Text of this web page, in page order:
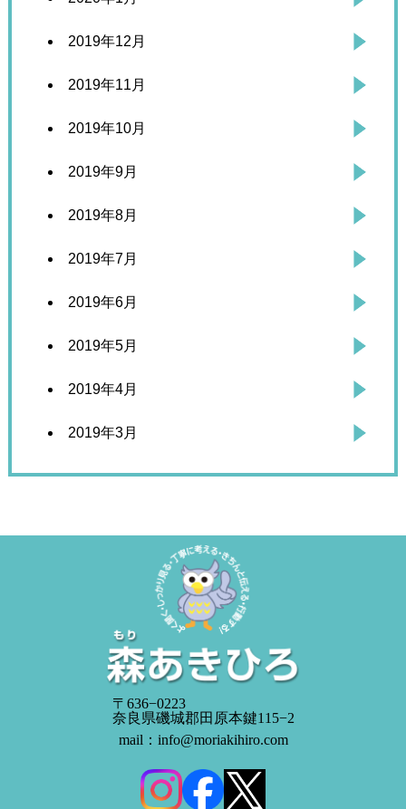
2019年12月
2019年11月
2019年10月
2019年9月
2019年8月
2019年7月
2019年6月
2019年5月
2019年4月
2019年3月
〒636−0223
奈良県磯城郡田原本鍵115−2
mail：info@moriakihiro.com